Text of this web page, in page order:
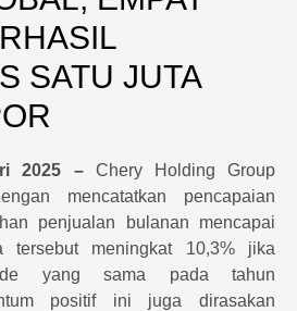
SATU JUTA
2025 – CheryHolding Group
mencatatkan pencapaian
penjualan bulanan mencapai
tersebut meningkat 10,3% jika
yang sama pada tahun
positif ini juga dirasakan